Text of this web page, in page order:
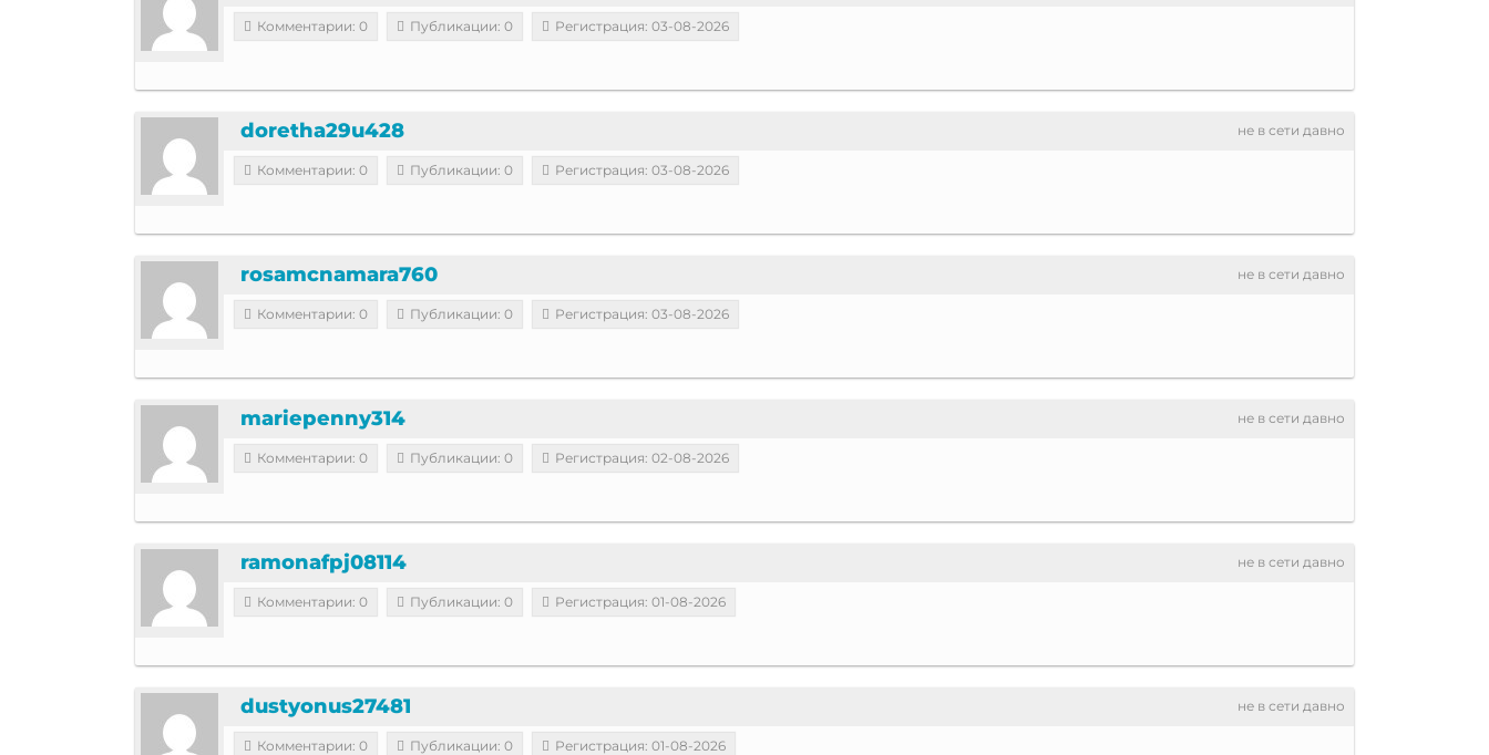
Комментарии: 0 Публикации: 0 Регистрация: 03-08-2026
не в сети давно
doretha29u428
Комментарии: 0 Публикации: 0 Регистрация: 03-08-2026
не в сети давно
rosamcnamara760
Комментарии: 0 Публикации: 0 Регистрация: 03-08-2026
не в сети давно
mariepenny314
Комментарии: 0 Публикации: 0 Регистрация: 02-08-2026
не в сети давно
ramonafpj08114
Комментарии: 0 Публикации: 0 Регистрация: 01-08-2026
не в сети давно
dustyonus27481
Комментарии: 0 Публикации: 0 Регистрация: 01-08-2026